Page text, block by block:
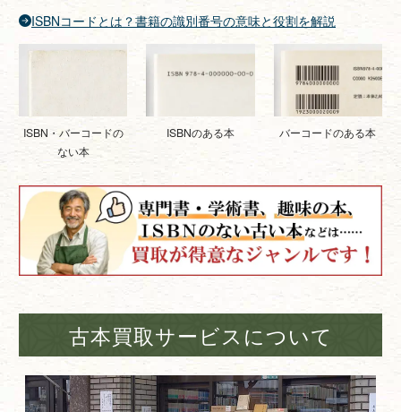
ISBNコードとは？書籍の識別番号の意味と役割を解説
ISBN・バーコードの
ない本
ISBNのある本 バーコードのある本
古本買取サービスについて